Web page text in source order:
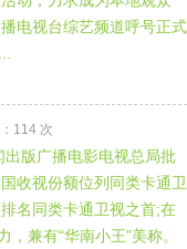
电视台综艺频道呼号正式
114 次
版广播电影电视总局批
收视份额位列同类卡通卫
名同类卡通卫视之首;在
兼有“华南小王”美称。